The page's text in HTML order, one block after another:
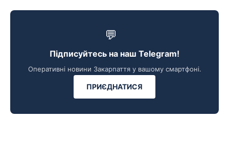
💬
Підписуйтесь на наш Telegram!
Оперативні новини Закарпаття у вашому смартфоні.
ПРИЄДНАТИСЯ